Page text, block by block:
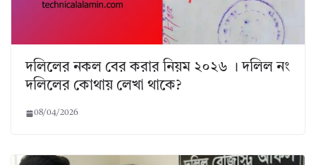
দলিলের নকল বের করার নিয়ম ২০২৬ । দলিল নং
দলিলের কোথায় লেখা থাকে?
08/04/2026